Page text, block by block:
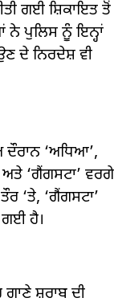
ਗਈ ਸ਼ਿਕਾਇਤ ਤੋਂ
ਨੇ ਪੁਲਿਸ ਨੂੰ ਇਨ੍ਹਾਂ
ਦੇ ਨਿਰਦੇਸ਼ ਵੀ
‘ਅਧਿਆ’,
ਅਤੇ ‘ਗੈਂਗਸਟਾ’ ਵਰਗੇ
‘ਤੇ, ‘ਗੈਂਗਸਟਾ’
ਗਈ ਹੈ।
ਸ਼ਰਾਬ ਦੀ